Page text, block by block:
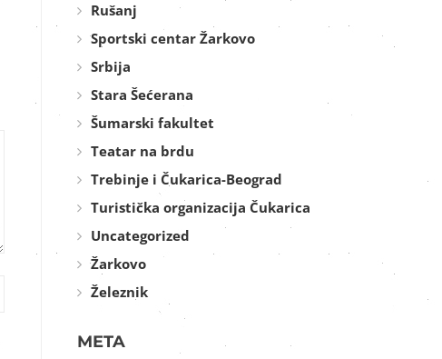
Rušanj
Sportski centar Žarkovo
Srbija
Stara Šećerana
Šumarski fakultet
Teatar na brdu
Trebinje i Čukarica-Beograd
Turistička organizacija Čukarica
Uncategorized
Žarkovo
Železnik
META